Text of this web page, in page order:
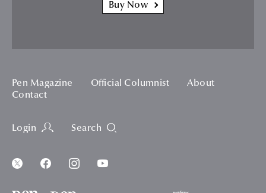
Buy Now
Pen Magazine Official Columnist
About
Contact
Login Search